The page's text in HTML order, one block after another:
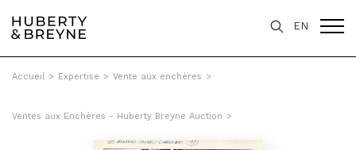
EN
Accueil > Expertise > Vente aux enchères >
Ventes aux Enchères - Huberty Breyne Auction >